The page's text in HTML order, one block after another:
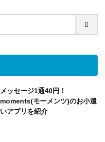
メッセージ1通40円！
moments(モーメンツ)のお小遣
いアプリを紹介